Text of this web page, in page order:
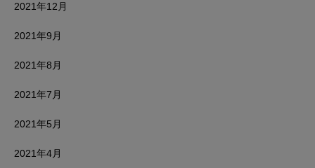
2021年12月
2021年9月
2021年8月
2021年7月
2021年5月
2021年4月